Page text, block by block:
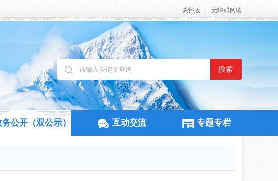
无障碍阅读
关怀版
搜索
公开（双公示） 互动交流 专题专栏